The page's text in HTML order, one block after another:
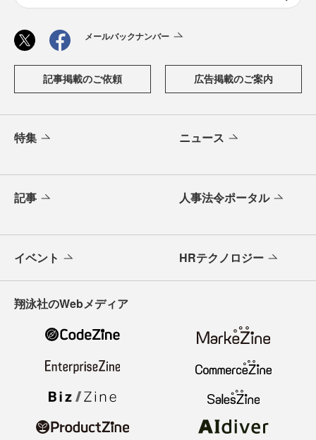
メールバックナンバー
記事掲載のご依頼 広告掲載のご案内
特集 ニュース
記事 人事法令ポータル
イベント HRテクノロジー
翔泳社のWebメディア